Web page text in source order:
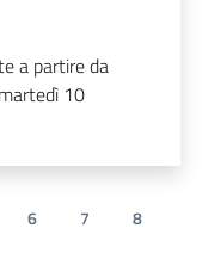
a partire da
10
6 7
8